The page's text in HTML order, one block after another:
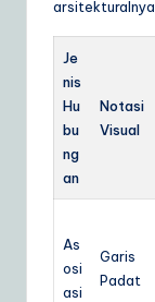
arsitekturalnya.
Je
nis
Hu
bu
ng
an
Notasi
Visual
As
osi
asi
Garis
Padat